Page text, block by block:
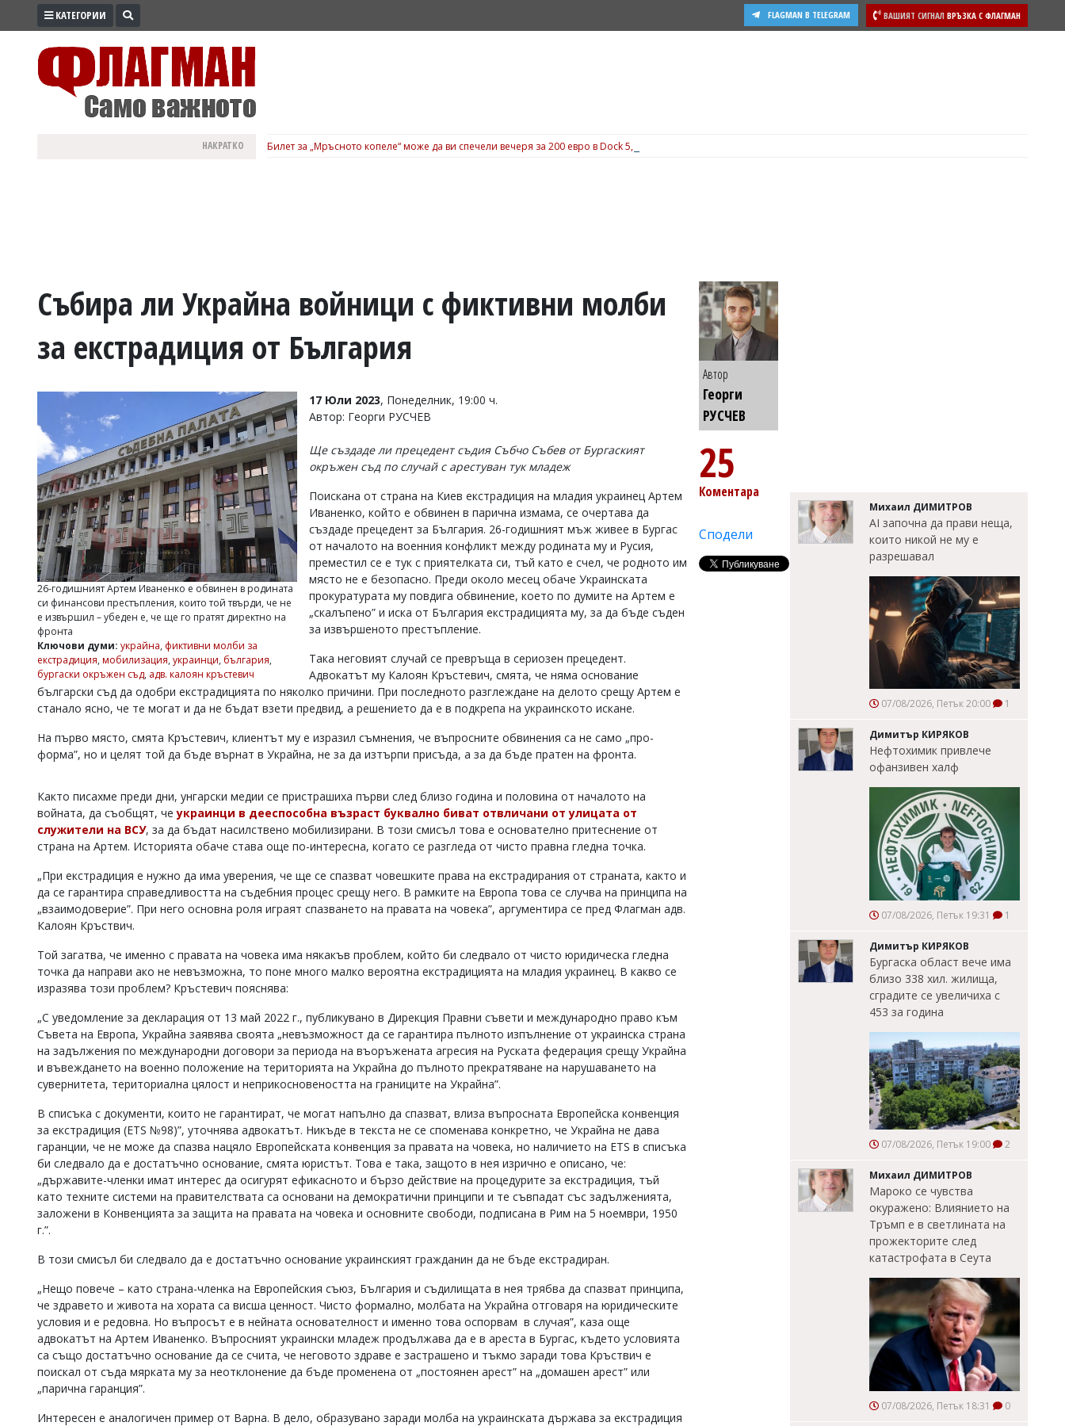
ПРОМО
ВОЙНАТА
УКРАЙНА
БИЗНЕС
Управители:
Веселин
Василев,
v.vasilev@flagman.bg
Касабова,
k.kassabova@flagman.bg
Главен
редактор:
office@flagman.bg
статиите
читателите
редакцията
отговорност
обиден
коментар,
сигнализирайте
КАТЕГОРИИ ВАШИЯТ СИГНАЛ ВРЪЗКА С ФЛАГМАН
FLAGMAN В TELEGRAM
НАКРАТКО Билет за „Мръсното копеле“ може да ви спечели вечеря за 200 евро в Dock 5, вижте подробности
Събира ли Украйна войници с фиктивни молби
за екстрадиция от България
26-годишният Артем Иваненко е обвинен в родината
си финансови престъпления, които той твърди, че не
е извършил – убеден е, че ще го пратят директно на
фронта
Ключови думи: украйна, фиктивни молби за
екстрадиция, мобилизация, украинци, българия,
бургаски окръжен съд, адв. калоян кръстевич
17 Юли 2023, Понеделник, 19:00 ч.
Автор: Георги РУСЧЕВ
Ще създаде ли прецедент съдия Събчо Събев от Бургаският
окръжен съд по случай с арестуван тук младеж
Поискана от страна на Киев екстрадиция на младия украинец Артем
Иваненко, който е обвинен в парична измама, се очертава да
създаде прецедент за България. 26-годишният мъж живее в Бургас
от началото на военния конфликт между родината му и Русия,
преместил се е тук с приятелката си, тъй като е счел, че родното им
място не е безопасно. Преди около месец обаче Украинската
прокуратурата му повдига обвинение, което по думите на Артем е
„скалъпено” и иска от България екстрадицията му, за да бъде съден
за извършеното престъпление.
Така неговият случай се превръща в сериозен прецедент.
Адвокатът му Калоян Кръстевич, смята, че няма основание
български съд да одобри екстрадицията по няколко причини. При последното разглеждане на делото срещу Артем е
станало ясно, че те могат и да не бъдат взети предвид, а решението да е в подкрепа на украинското искане.
На първо място, смята Кръстевич, клиентът му е изразил съмнения, че въпросните обвинения са не само „про-
форма”, но и целят той да бъде върнат в Украйна, не за да изтърпи присъда, а за да бъде пратен на фронта.
Както писахме преди дни, унгарски медии се пристрашиха първи след близо година и половина от началото на
войната, да съобщят, чеукраинци в дееспособна възраст буквално биват отвличани от улицата от
служители на ВСУ, за да бъдат насилствено мобилизирани. В този смисъл това е основателно притеснение от
страна на Артем. Историята обаче става още по-интересна, когато се разгледа от чисто правна гледна точка.
„При екстрадиция е нужно да има уверения, че ще се спазват човешките права на екстрадирания от страната, както и
да се гарантира справедливостта на съдебния процес срещу него. В рамките на Европа това се случва на принципа на
„взаимодоверие”. При него основна роля играят спазването на правата на човека”, аргументира се пред Флагман адв.
Калоян Кръствич.
Той загатва, че именно с правата на човека има някакъв проблем, който би следвало от чисто юридическа гледна
точка да направи ако не невъзможна, то поне много малко вероятна екстрадицията на младия украинец. В какво се
изразява този проблем? Кръстевич пояснява:
„С уведомление за декларация от 13 май 2022 г., публикувано в Дирекция Правни съвети и международно право към
Съвета на Европа, Украйна заявява своята „невъзможност да се гарантира пълното изпълнение от украинска страна
на задължения по международни договори за периода на въоръжената агресия на Руската федерация срещу Украйна
и въвеждането на военно положение на територията на Украйна до пълното прекратяване на нарушаването на
сувернитета, териториална цялост и неприкосновеността на границите на Украйна”.
В списъка с документи, които не гарантират, че могат напълно да спазват, влиза въпросната Европейска конвенция
за екстрадиция (ETS №98)”, уточнява адвокатът. Никъде в текста не се споменава конкретно, че Украйна не дава
гаранции, че не може да спазва нацяло Европейската конвенция за правата на човека, но наличието на ETS в списъка
би следвало да е достатъчно основание, смята юристът. Това е така, защото в нея изрично е описано, че:
„държавите-членки имат интерес да осигурят ефикасното и бързо действие на процедурите за екстрадиция, тъй
като техните системи на правителствата са основани на демократични принципи и те съвпадат със задълженията,
заложени в Конвенцията за защита на правата на човека и основните свободи, подписана в Рим на 5 ноември, 1950
г.”.
В този смисъл би следвало да е достатъчно основание украинският гражданин да не бъде екстрадиран.
„Нещо повече – като страна-членка на Европейския съюз, България и съдилищата в нея трябва да спазват принципа,
че здравето и живота на хората са висша ценност. Чисто формално, молбата на Украйна отговаря на юридическите
условия и е редовна. Но въпросът е в нейната основателност и именно това оспорвам в случая”, каза още
адвокатът на Артем Иваненко. Въпросният украински младеж продължава да е в ареста в Бургас, където условията
са също достатъчно основание да се счита, че неговото здраве е застрашено и тъкмо заради това Кръствич е
поискал от съда мярката му за неотклонение да бъде променена от „постоянен арест” на „домашен арест” или
„парична гаранция”.
Интересен е аналогичен пример от Варна. В дело, образувано заради молба на украинската държава за екстрадиция
Автор
Георги
РУСЧЕВ
25
Коментара
Сподели
Михаил ДИМИТРОВ
AI започна да прави неща,
които никой не му е
разрешавал
07/08/2026, Петък 20:00 1
Димитър КИРЯКОВ
Нефтохимик привлече
офанзивен халф
07/08/2026, Петък 19:31 1
Димитър КИРЯКОВ
Бургаска област вече има
близо 338 хил. жилища,
сградите се увеличиха с
453 за година
07/08/2026, Петък 19:00 2
Михаил ДИМИТРОВ
Мароко се чувства
окуражено: Влиянието на
Тръмп е в светлината на
прожекторите след
катастрофата в Сеута
07/08/2026, Петък 18:31 0